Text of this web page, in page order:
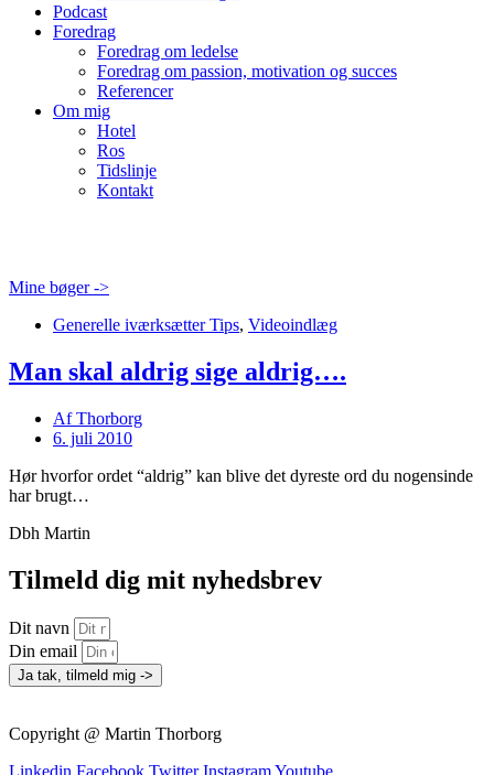
Podcast
Foredrag
Foredrag om ledelse
Foredrag om passion, motivation og succes
Referencer
Om mig
Hotel
Ros
Tidslinje
Kontakt
Mine bøger ->
Generelle iværksætter Tips, Videoindlæg
Man skal aldrig sige aldrig….
AfThorborg
6. juli 2010
Hør hvorfor ordet “aldrig” kan blive det dyreste ord du nogensinde
har brugt…
Dbh Martin
Tilmeld dig mit nyhedsbrev
Dit navn
Din email
Ja tak, tilmeld mig ->
Copyright @ Martin Thorborg
Linkedin Facebook Twitter InstagramYoutube